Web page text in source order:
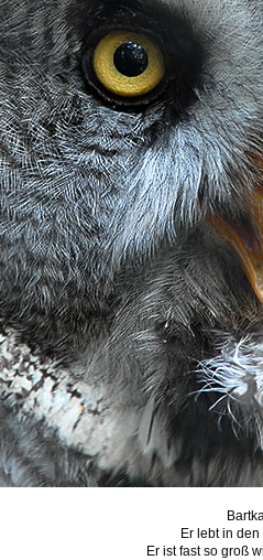
Er lebt in
Er ist fast so groß